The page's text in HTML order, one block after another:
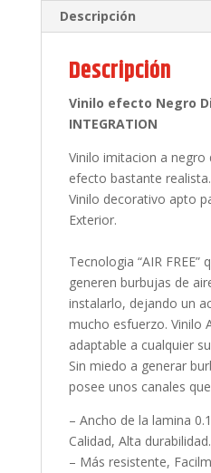
Descripción
Descripción
Vinilo efecto Negro
INTEGRATION
Vinilo imitacion a negro
efecto bastante realista.
Vinilo decorativo apto
Exterior.
Tecnologia “AIR FREE”
generen burbujas de
instalarlo, dejando un
mucho esfuerzo. Vinilo
adaptable a cualquier
Sin miedo a generar
posee unos canales
– Ancho de la lamina
Calidad, Alta durabilidad.
– Más resistente,